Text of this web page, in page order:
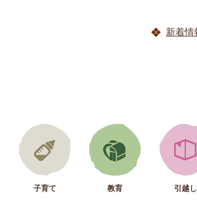
新着情
子育て 教育 引越し